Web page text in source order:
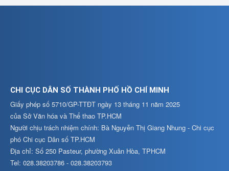
CHI CỤC DÂN SỐ THÀNH PHỐ HỒ CHÍ MINH
Giấy phép số 5710/GP-TTĐT ngày 13 tháng 11 năm 2025
của Sở Văn hóa và Thể thao TP.HCM
Người chịu trách nhiệm chính: Bà Nguyễn Thị Giang Nhung - Chi cục
phó Chi cục Dân số TP.HCM
Địa chỉ: Số 250 Pasteur, phường Xuân Hòa, TPHCM
Tel: 028.38203786 - 028.38203793